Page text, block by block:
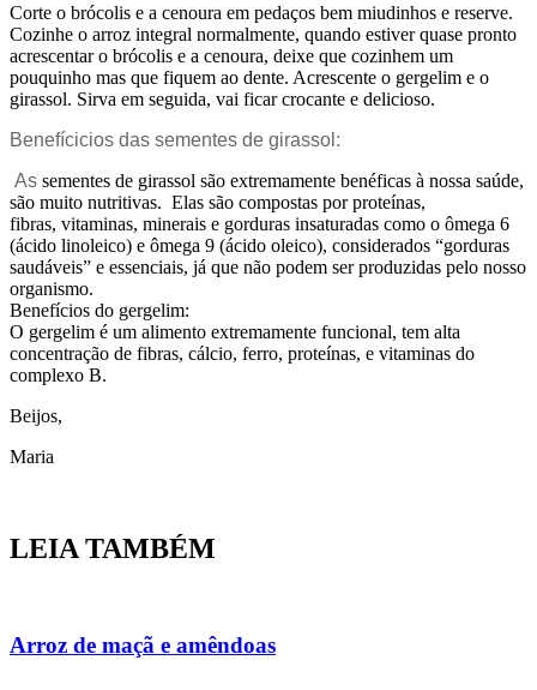
Corte o brócolis e a cenoura em pedaços bem miudinhos e reserve.
Cozinhe o arroz integral normalmente, quando estiver quase pronto
acrescentar o brócolis e a cenoura, deixe que cozinhem um
pouquinho mas que fiquem ao dente. Acrescente o gergelim e o
girassol. Sirva em seguida, vai ficar crocante e delicioso.
Benefícicios das sementes de girassol:
As sementes de girassol são extremamente benéficas à nossa saúde,
são muito nutritivas. Elas são compostas por proteínas,
fibras, vitaminas, minerais e gorduras insaturadas como o ômega 6
(ácido linoleico) e ômega 9 (ácido oleico), considerados “gorduras
saudáveis” e essenciais, já que não podem ser produzidas pelo nosso
organismo.
Benefícios do gergelim:
O gergelim é um alimento extremamente funcional, tem alta
concentração de fibras, cálcio, ferro, proteínas, e vitaminas do
complexo B.
Beijos,
Maria
LEIA TAMBÉM
Arroz de maçã e amêndoas